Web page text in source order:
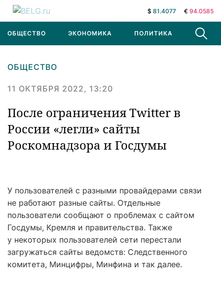
$ 81.4077 € 94.0585
ОБЩЕСТВО ЭКОНОМИКА ПОЛИТИКА В МИРЕ
ОБЩЕСТВО
11 ОКТЯБРЯ 2022, 13:20
После ограничения Twitter в
России «легли» сайты
Роскомнадзора и Госдумы
У пользователей с разными провайдерами связи
не работают разные сайты. Отдельные
пользователи сообщают о проблемах с сайтом
Госдумы, Кремля и правительства. Также
у некоторых пользователей сети перестали
загружаться сайты ведомств: Следственного
комитета, Минцифры, Минфина и так далее.